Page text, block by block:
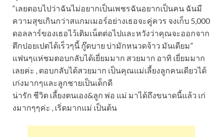
“เลยตอบไปว่าฉันไม่อยากเป็นเพชรฉันอยากเป็นคน ฉันมี
ความสุขเกินกว่าสแกมเมอร์อย่างเธอจะคู่ควร จงเก็บ 5,000
ดอลลาร์ของเธอไว้เติมเน็ตต่อไปและหวังว่าคุณจะออกจาก
ตึกปอยเปตได้เร็วๆนี้ กู๊ดบาย บ่ามักหนวดจ้าว มันเดียม”
แฟนๆแห่ชมตอบกลับได้เยี่ยมมาก สวยมาก อาทิ เยี่ยมมาก
เลยค่ะ , ตอบกลับได้สวยมาก เป็นคุณแม่เลี้ยงลูกคนเดียวได้
เก่งมากๆและลูกชายเป็นเด็กดี
น่ารัก ชีวิต เลี้ยงตนเอง&ลูก พ่อ แม่ มาได้ถึงขนาดนี้แล้ว เก่
งมากๆๆค่ะ , เริ่ดมากแม่ เป็นต้น